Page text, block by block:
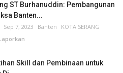
ST Burhanuddin: Pembangunan
Banten...
Sep 7, 2023 Banten
KOTA SERANG
Skill dan Pembinaan untuk